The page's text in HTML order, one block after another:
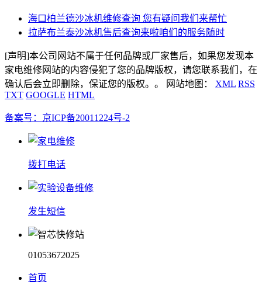
海口柏兰德沙冰机维修查询 您有疑问我们来帮忙
拉萨布兰泰沙冰机售后查询来啦咱们的服务随时
[声明]本公司网站不属于任何品牌或厂家售后，如果您发现本
家电维修网站的内容侵犯了您的品牌版权，请您联系我们，在
确认后会立即删除，保证您的版权。。 网站地图： XML RSS
TXT GOOGLE HTML
备案号：京ICP备20011224号-2
拨打电话
发生短信
01053672025
首页